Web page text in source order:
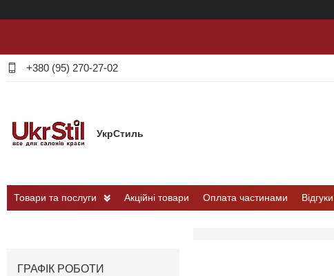
+380 (95) 270-27-02
УкрСтиль
Товари та послуги Акційні товари Оплата частинами Відгуки
ГРАФІК РОБОТИ